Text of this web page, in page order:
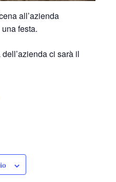
all’azienda
festa.
ci sarà il